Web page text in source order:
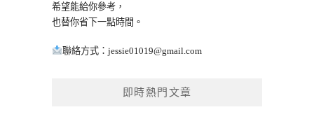
希望能給你參考，
也替你省下一點時間。
聯絡方式： jessie01019@gmail.com
即時熱門文章